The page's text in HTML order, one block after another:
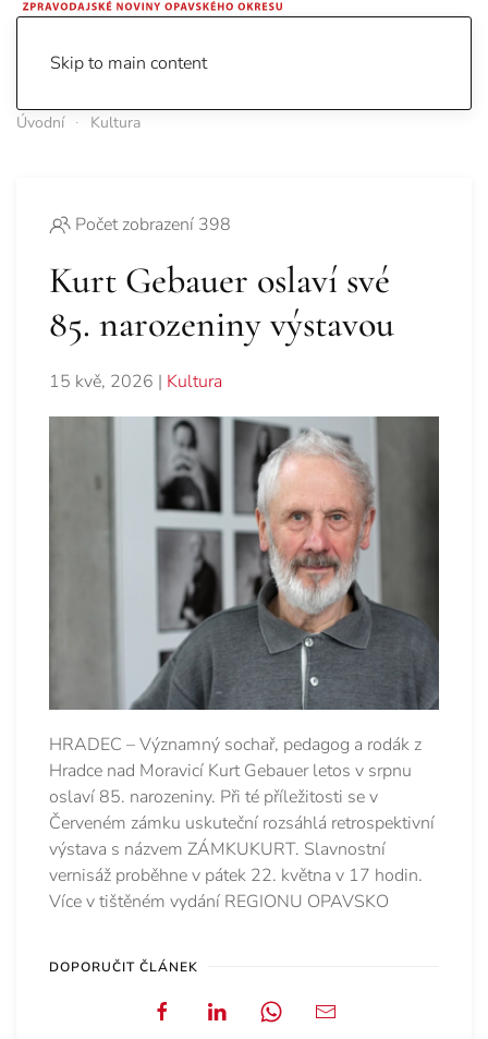
Skip to main content
Úvodní Kultura
Počet zobrazení 398
Kurt Gebauer oslaví své
85. narozeniny výstavou
15 kvě, 2026 | Kultura
HRADEC – Významný sochař, pedagog a rodák z
Hradce nad Moravicí Kurt Gebauer letos v srpnu
oslaví 85. narozeniny. Při té příležitosti se v
Červeném zámku uskuteční rozsáhlá retrospektivní
výstava s názvem ZÁMKUKURT. Slavnostní
vernisáž proběhne v pátek 22. května v 17 hodin.
Více v tištěném vydání REGIONU OPAVSKO
DOPORUČIT ČLÁNEK